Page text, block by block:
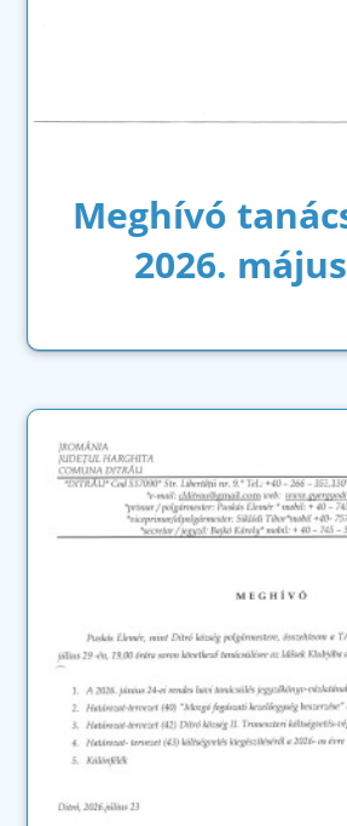
Meghívó
2026.